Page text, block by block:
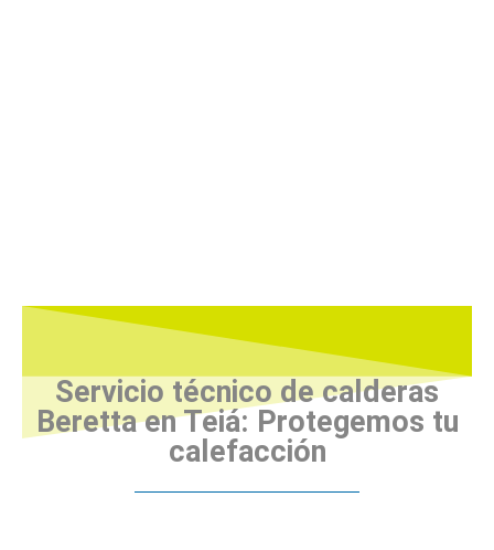
Servicio técnico de calderas
Beretta en Teiá: Protegemos tu
calefacción